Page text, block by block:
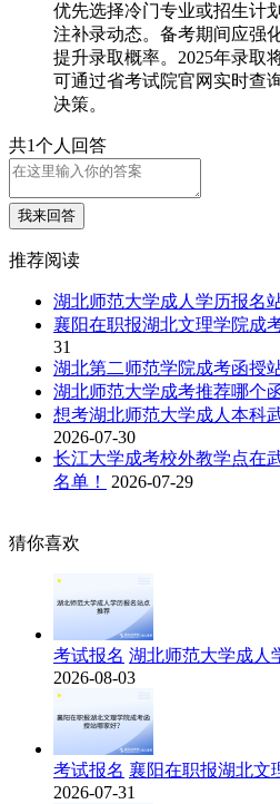
优先选择冷门专业或招生计
注补录动态。备考期间应强
提升录取概率。2025年录取
可通过省考试院官网实时查
决策。
共1个人回答
我来回答
推荐阅读
湖北师范大学成人学历报名
襄阳在职报湖北文理学院成
31
湖北第二师范学院成考函授
湖北师范大学成考推荐哪个
想考湖北师范大学成人本科
2026-07-30
长江大学成考校外教学点在
名单！
2026-07-29
猜你喜欢
考试报名 湖北师范大学成人
2026-08-03
考试报名 襄阳在职报湖北文
2026-07-31